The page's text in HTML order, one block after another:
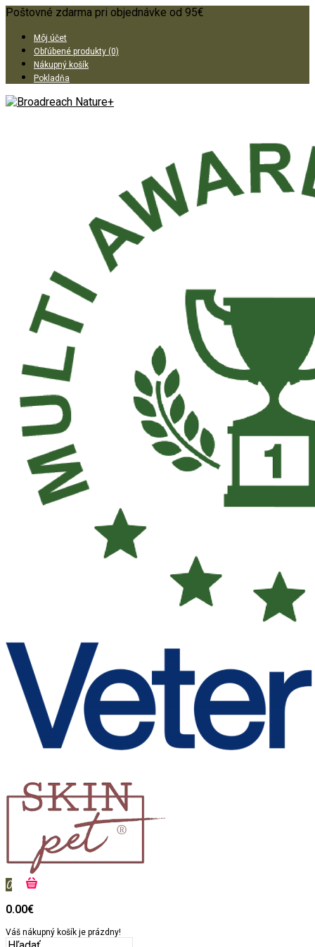
Poštovné zdarma pri objednávke od 95€
Môj účet
Obľúbené produkty (0)
Nákupný košík
Pokladňa
0
0.00€
Váš nákupný košík je prázdny!